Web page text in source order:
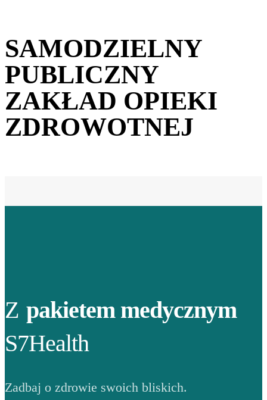
SAMODZIELNY
PUBLICZNY
ZAKŁAD OPIEKI
ZDROWOTNEJ
Z pakietem medycznym
S7Health
Zadbaj o zdrowie swoich bliskich.